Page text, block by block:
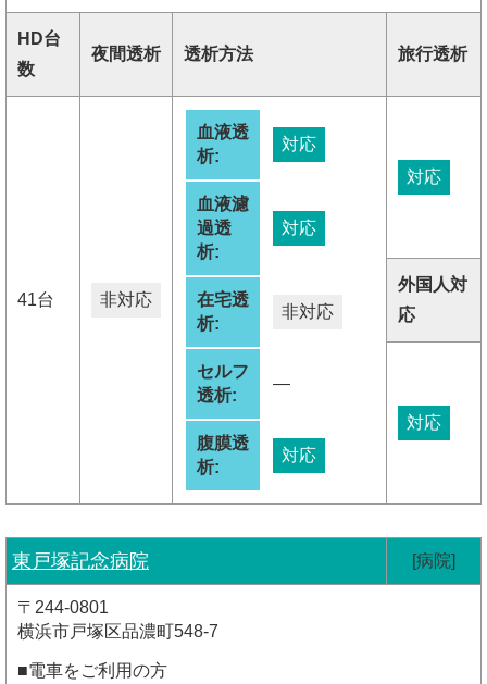
HD台
数
夜間透析 透析方法 旅行透析
41台 非対応
血液透
析:
対応
血液濾
過透
析:
対応
在宅透
析:
非対応
セルフ
透析:
―
腹膜透
析:
対応
対応
外国人対
応
対応
東戸塚記念病院 [病院]
〒244-0801
横浜市戸塚区品濃町548-7
■電車をご利用の方